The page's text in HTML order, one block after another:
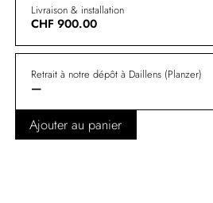
Livraison & installation
CHF 900.00
Retrait à notre dépôt à Daillens (Planzer)
—
Ajouter au panier